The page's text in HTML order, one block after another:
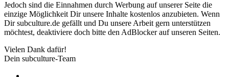
Jedoch sind die Einnahmen durch Werbung auf unserer Seite die
einzige Möglichkeit Dir unsere Inhalte kostenlos anzubieten. Wenn
Dir subculture.de gefällt und Du unsere Arbeit gern unterstützen
möchtest, deaktiviere doch bitte den AdBlocker auf unseren Seiten.
Vielen Dank dafür!
Dein subculture-Team